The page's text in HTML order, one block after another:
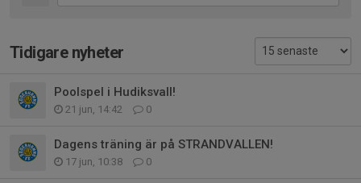
Tidigare nyheter
Poolspel i Hudiksvall!
21 jun, 14:42 0
Dagens träning är på STRANDVALLEN!
17 jun, 10:38 0